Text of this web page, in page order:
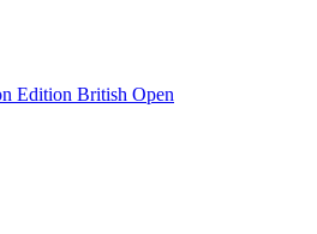
Edition British Open